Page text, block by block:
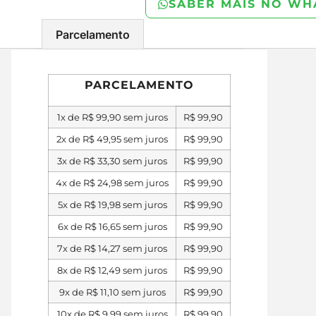
SABER MAIS NO
Parcelamento
PARCELAMENTO
1x de R$99,90 sem juros R$99,90
2x de R$49,95sem juros R$99,90
3x de R$33,30 sem juros R$99,90
4x de R$24,98sem juros R$99,90
5x de R$19,98sem juros R$99,90
6x de R$16,65sem juros R$99,90
7x de R$14,27 sem juros R$99,90
8x de R$12,49sem juros R$99,90
9x de R$11,10 sem juros R$99,90